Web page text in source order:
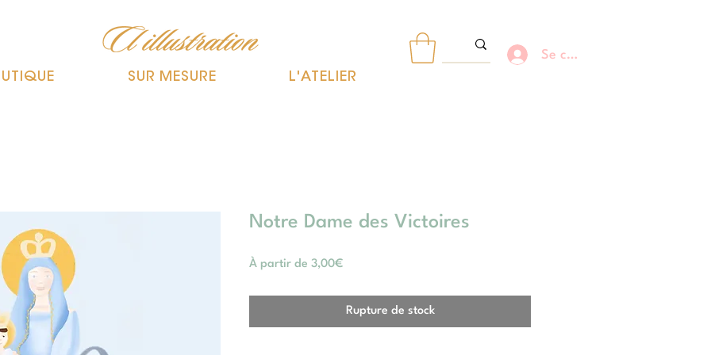
Se connecter
SUR MESURE L'ATELIER
Notre Dame des Victoires
À partir de 3,00€Prix
Rupture de stock